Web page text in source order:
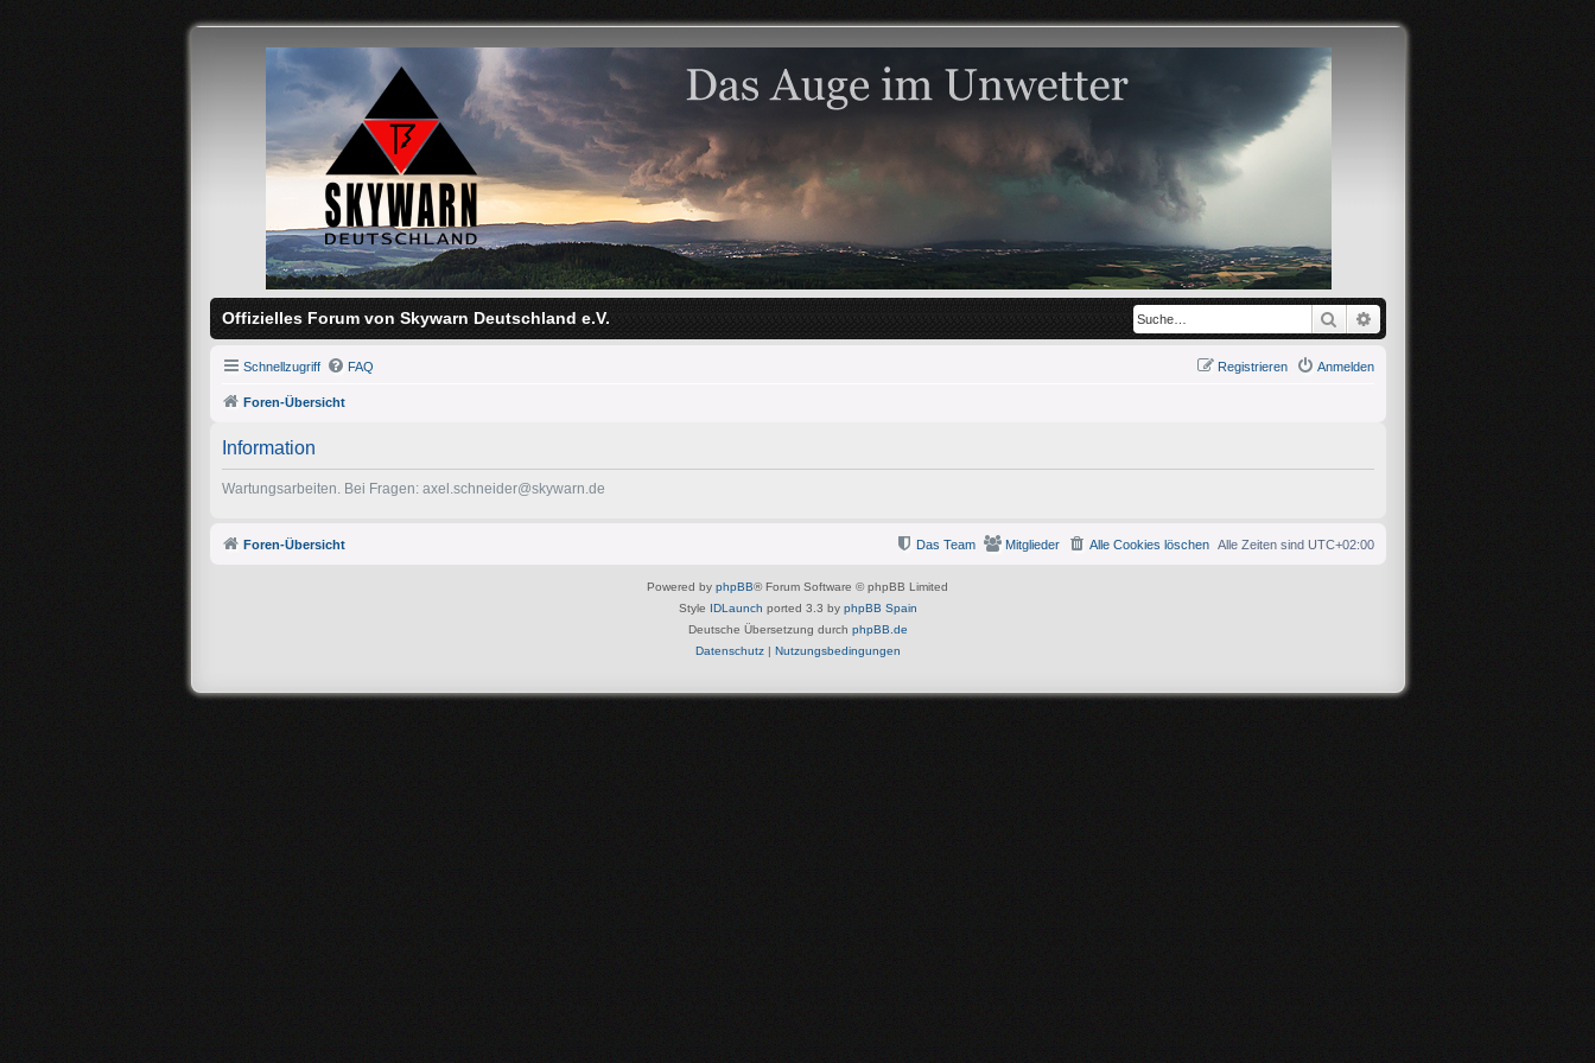
Offizielles Forum von Skywarn Deutschland e.V. Suche
Schnellzugriff FAQ Anmelden
Registrieren
Foren-Übersicht
Information
Wartungsarbeiten. Bei Fragen: axel.schneider@skywarn.de
Foren-Übersicht Alle Zeiten sind UTC+02:00
Alle Cookies löschen
Mitglieder
Das Team
Powered by phpBB® Forum Software © phpBB Limited
Style IDLaunch ported 3.3 by phpBB Spain
Deutsche Übersetzung durch phpBB.de
Datenschutz| Nutzungsbedingungen